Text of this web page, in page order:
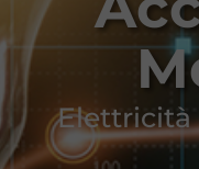
Elettricità